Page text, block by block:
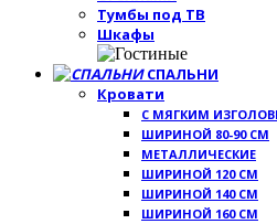
Тумбы под ТВ
Шкафы
СПАЛЬНИ
Кровати
С МЯГКИМ
ШИРИНОЙ 80-90 СМ
МЕТАЛЛИЧЕСКИЕ
ШИРИНОЙ 120 СМ
ШИРИНОЙ 140 СМ
ШИРИНОЙ 160 СМ